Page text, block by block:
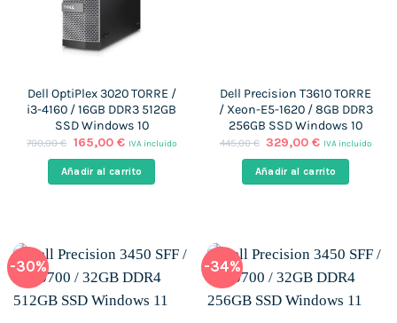
Dell OptiPlex 3020 TORRE /
i3-4160 / 16GB DDR3 512GB
SSD Windows 10
700,00€ El
original
era:
165,00 €El
actual
es:
IVA incluido
Añadir al carrito
Dell Precision T3610 TORRE
/ Xeon-E5-1620 / 8GB DDR3
256GB SSD Windows 10
445,00€ El
original
era:
329,00€El
actual
es:
IVA incluido
Añadir al carrito
-30% -34%